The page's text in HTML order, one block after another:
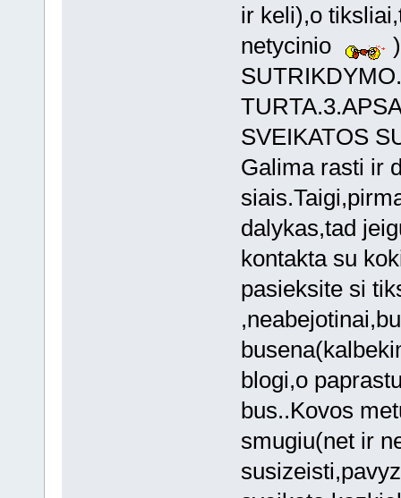
ir keli),o
netycinio
SVEIKATOS
Galima rasti ir
dalykas,tad
kontakta su
pasieksite si
blogi,o
bus..Kovos
smugiu(net ir